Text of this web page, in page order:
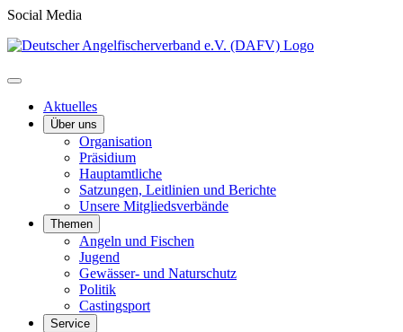
Social Media
Aktuelles
Über uns
Organisation
Präsidium
Hauptamtliche
Satzungen, Leitlinien und Berichte
Unsere Mitgliedsverbände
Themen
Angeln und Fischen
Jugend
Gewässer- und Naturschutz
Politik
Castingsport
Service